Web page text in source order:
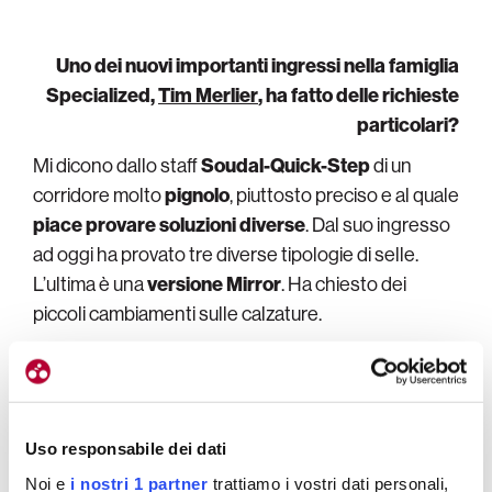
Uso responsabile dei dati
Noi e i nostri 1 partner trattiamo i vostri dati personali,
Uno dei nuovi importanti ingressi nella famiglia
Specialized,Tim Merlier, ha fatto delle richieste
particolari?
Mi dicono dallo staffSoudal-Quick-Stepdi un
corridore moltopignolo, piuttosto preciso e al quale
piace provare soluzioni diverse. Dal suo ingresso
ad oggi ha provato tre diverse tipologie di selle.
L’ultima è unaversione Mirror. Ha chiesto dei
piccoli cambiamenti sulle calzature.